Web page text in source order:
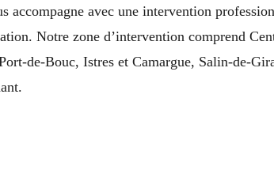
accompagne avec une intervention
Notre zone d’intervention comprend
de-Bouc, Istres et Camargue, Salin-de-